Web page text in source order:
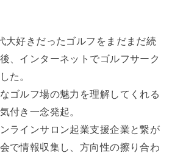
大好きだったゴルフをまだまだ続
、インターネットでゴルフサーク
た。
ゴルフ場の魅力を理解してくれる
付き一念発起。
ラインサロン起業支援企業と繋が
で情報収集し、方向性の擦り合わ